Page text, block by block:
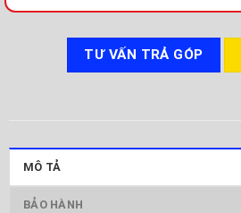
TƯ VẤN TRẢ GÓP
MÔ TẢ
BẢO HÀNH